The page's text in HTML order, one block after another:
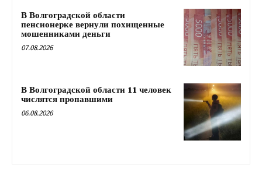
В Волгоградской области
пенсионерке вернули похищенные
мошенниками деньги
07.08.2026
В Волгоградской области 11 человек
числятся пропавшими
06.08.2026